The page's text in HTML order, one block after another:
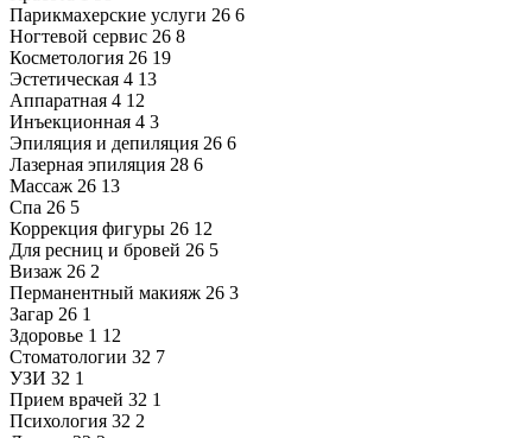
Парикмахерские услуги 26 6
Ногтевой сервис 26 8
Косметология 26 19
Эстетическая 4 13
Аппаратная 4 12
Инъекционная 4 3
Эпиляция и депиляция 26 6
Лазерная эпиляция 28 6
Массаж 26 13
Спа 26 5
Коррекция фигуры 26 12
Для ресниц и бровей 26 5
Визаж 26 2
Перманентный макияж 26 3
Загар 26 1
Здоровье 1 12
Стоматологии 32 7
УЗИ 32 1
Прием врачей 32 1
Психология 32 2